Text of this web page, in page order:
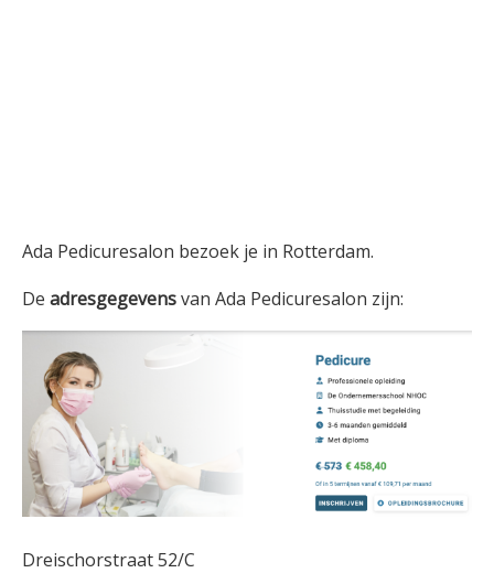
Ada Pedicuresalon bezoek je in Rotterdam.
De adresgegevensvan Ada Pedicuresalon zijn:
Dreischorstraat 52/C